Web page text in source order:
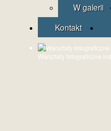
W galerii
Kontakt
Warsztaty fotograficzne